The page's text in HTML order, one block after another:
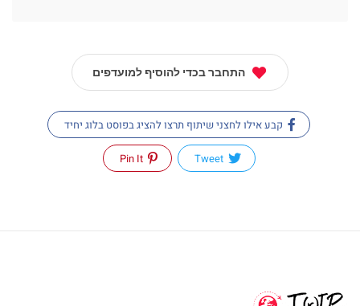
התחבר בכדי להוסיף למועדפים
קבע אילו לחצני שיתוף תרצו להציג בפוסט בלוג יחיד
Tweet
Pin It